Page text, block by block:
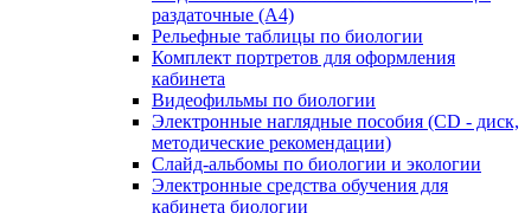
раздаточные (А4)
Рельефные таблицы по биологии
Комплект портретов для оформления
кабинета
Видеофильмы по биологии
Электронные наглядные пособия (CD - диск,
методические рекомендации)
Слайд-альбомы по биологии и экологии
Электронные средства обучения для
кабинета биологии